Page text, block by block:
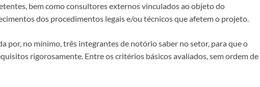
bem como consultores externos vinculados ao objeto do
dos procedimentos legais e/ou técnicos que afetem o projeto.
por, no mínimo, três integrantes de notório saber no setor, para que o
rigorosamente. Entre os critérios básicos avaliados, sem ordem de